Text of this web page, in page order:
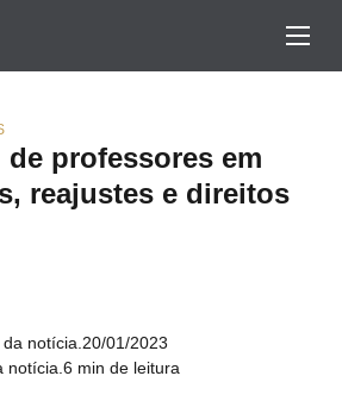
professores em
reajustes e direitos
20/01/2023
6 min de leitura